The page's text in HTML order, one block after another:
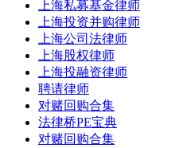
上海私募基金律师
上海投资并购律师
上海公司法律师
上海股权律师
上海投融资律师
聘请律师
对赌回购合集
法律桥PE宝典
对赌回购合集